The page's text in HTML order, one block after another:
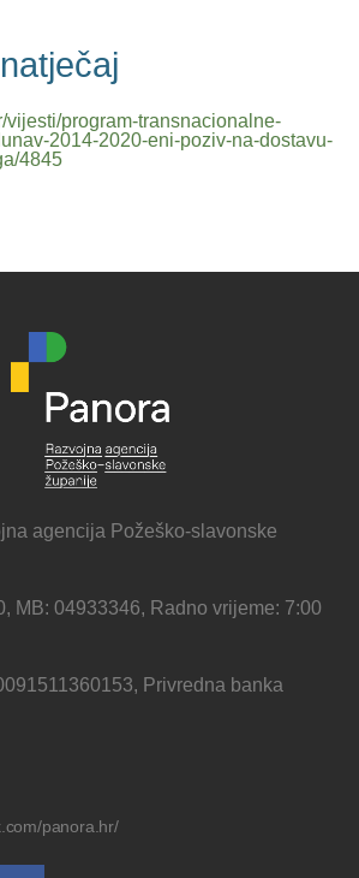
vijesti/program-transnacionalne-
2014-2020-eni-poziv-na-dostavu-
4845
agencija Požeško-slavonske
MB: 04933346, Radno vrijeme: 7:00
Privredna banka
panora.hr/